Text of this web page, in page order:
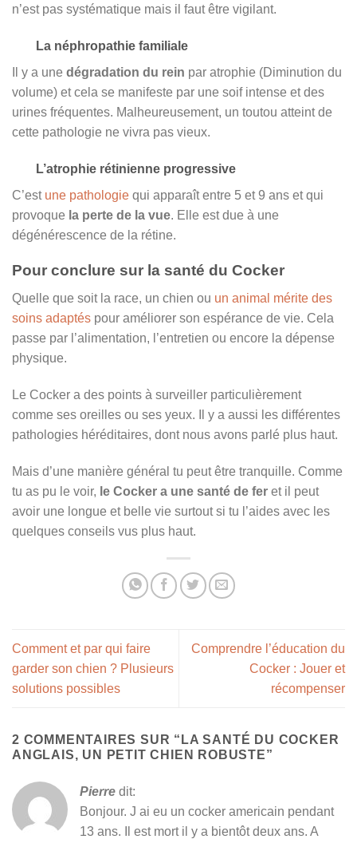
n’est pas systématique mais il faut être vigilant.
La néphropathie familiale
Il y a une dégradation du rein par atrophie (Diminution du
volume) et cela se manifeste par une soif intense et des
urines fréquentes. Malheureusement, un toutou atteint de
cette pathologie ne vivra pas vieux.
L’atrophie rétinienne progressive
C’est une pathologie qui apparaît entre 5 et 9 ans et qui
provoque la perte de la vue. Elle est due à une
dégénérescence de la rétine.
Pour conclure sur la santé du Cocker
Quelle que soit la race, un chien ou un animal mérite des
soins adaptés pour améliorer son espérance de vie. Cela
passe par l’alimentation, l’entretien ou encore la dépense
physique.
Le Cocker a des points à surveiller particulièrement
comme ses oreilles ou ses yeux. Il y a aussi les différentes
pathologies héréditaires, dont nous avons parlé plus haut.
Mais d’une manière général tu peut être tranquille. Comme
tu as pu le voir, le Cocker a une santé de fer et il peut
avoir une longue et belle vie surtout si tu l’aides avec les
quelques conseils vus plus haut.
Comment et par qui faire
garder son chien ? Plusieurs
solutions possibles
Comprendre l’éducation du
Cocker : Jouer et
récompenser
2 COMMENTAIRES SUR “ LA SANTÉ DU COCKER
ANGLAIS, UN PETIT CHIEN ROBUSTE”
Pierre dit:
Bonjour. J ai eu un cocker americain pendant
13 ans. Il est mort il y a bientôt deux ans. A